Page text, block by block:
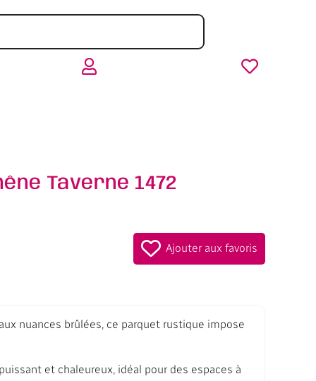
Taverne 1472
Ajouter aux favoris
nuances brûlées, ce parquet rustique impose
et chaleureux, idéal pour des espaces à